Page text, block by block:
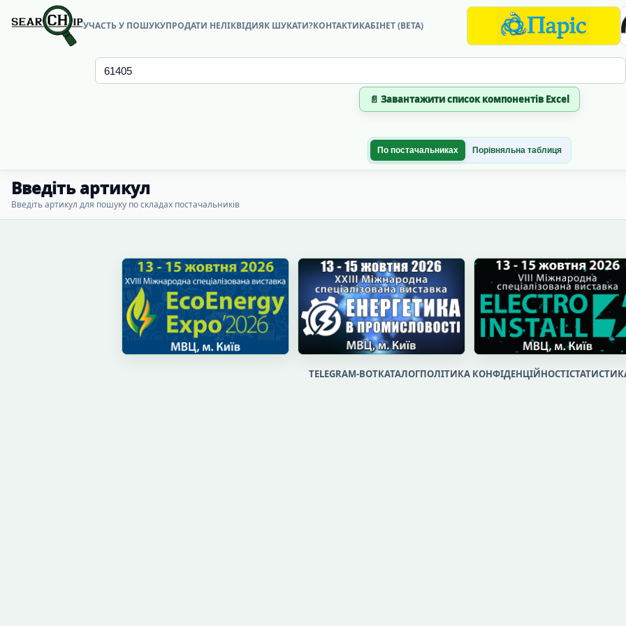
УЧАСТЬ У ПОШУКУПРОДАТИ НЕЛІКВІДИЯК ШУКАТИ?КОНТАКТИКАБІНЕТ (BETA)
📄 Завантажити список компонентів Excel
По постачальниках Порівняльна таблиця
Введіть артикул
Введіть артикул для пошуку по складах постачальників
TELEGRAM-BOTКАТАЛОГПОЛІТИКА КОНФІДЕНЦІЙНОСТІ